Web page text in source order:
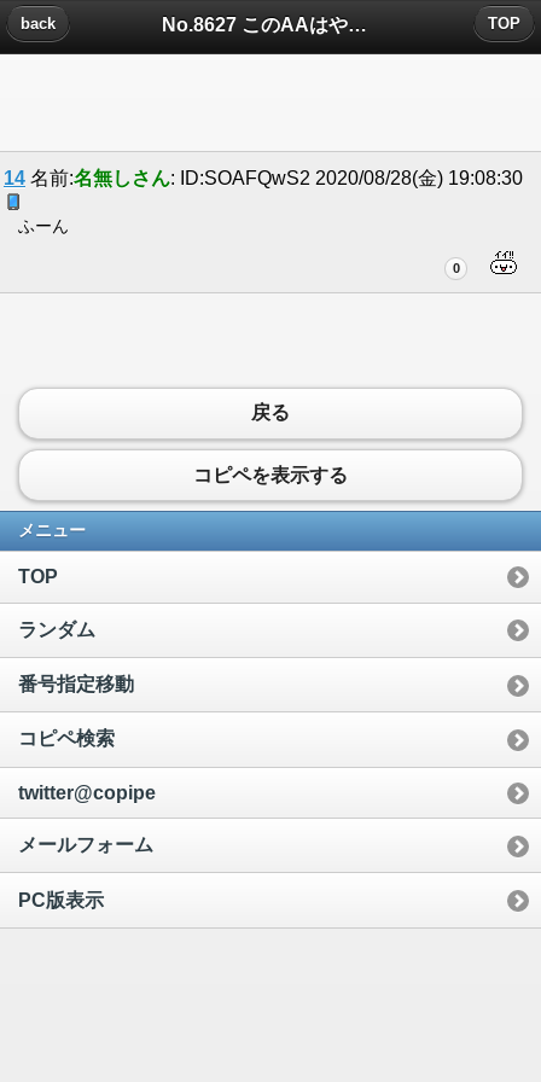
No.8627 このAAはやらせようぜｗｗｗｗｗｗｗｗｗｗｗｗｗについたコメント
back TOP
14 名前:名無しさん: ID:SOAFQwS2 2020/08/28(金) 19:08:30
ふーん
0
戻る
コピペを表示する
メニュー
TOP
ランダム
番号指定移動
コピペ検索
twitter@copipe
メールフォーム
PC版表示